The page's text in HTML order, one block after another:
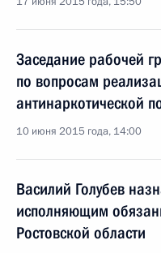
Заседание рабочей
по вопросам
антинаркотической
10 июня 2015 года, 14:00
Василий Голубев
исполняющим
Ростовской области